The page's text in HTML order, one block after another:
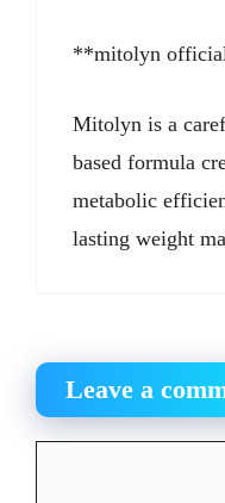
**mitolyn
Mitolyn is a
based formula
metabolic
lasting weight
Leave a